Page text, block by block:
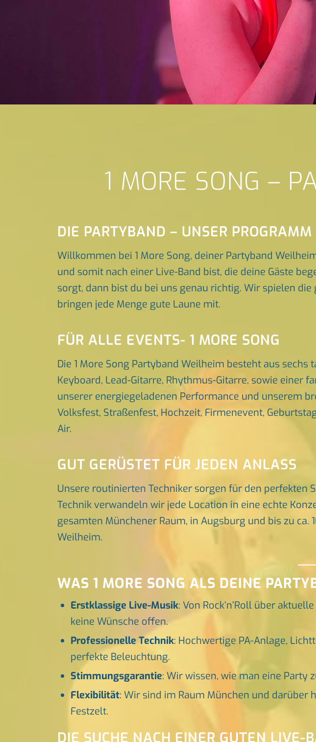
1 MORE SONG –
DIE PARTYBAND – UNSER PROGRAMM
Willkommen bei 1 More Song, deiner Partyband
und somit nach einer Live-Band bist, die deine Gäste
sorgt, dann bist du bei uns genau richtig. Wir spielen die
bringen jede Menge gute Laune mit.
FÜR ALLE EVENTS- 1 MORE SONG
Die 1 More Song Partyband Weilheim besteht aus
Keyboard, Lead-Gitarre, Rhythmus-Gitarre, sowie einer
unserer energiegeladenen Performance und unserem
Volksfest, Straßenfest, Hochzeit, Firmenevent,
Air.
GUT GERÜSTET FÜR JEDEN ANLASS
Unsere routinierten Techniker sorgen für den perfekten
Technik verwandeln wir jede Location in eine echte
gesamten Münchener Raum, in Augsburg und bis zu
Weilheim.
WAS 1 MORE SONG ALS DEINE
Erstklassige Live-Musik: Von Rock’n’Roll über
keine Wünsche offen.
Professionelle Technik: Hochwertige PA-Anlage,
perfekte Beleuchtung.
Stimmungsgarantie: Wir wissen, wie man eine Party
Flexibilität: Wir sind im Raum München und darüber
Festzelt.
DIE SUCHE NACH EINER GUTEN LIVE-